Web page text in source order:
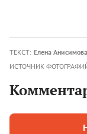
ТЕКСТ: Елена Анисимова
ИСТОЧНИК